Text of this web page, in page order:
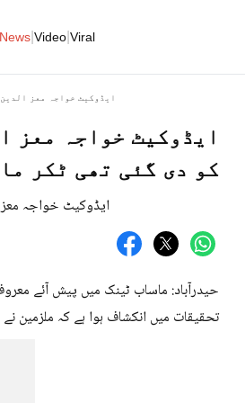
News Video Viral
ایڈوکیٹ خواجہ معز
ایڈوکیٹ خواجہ معز
کو دی گئی تھی ٹکر
حیدرآباد: ماساب ٹینک میں پیش آئے
تحقیقات میں انکشاف ہوا ہے کہ ملزمین